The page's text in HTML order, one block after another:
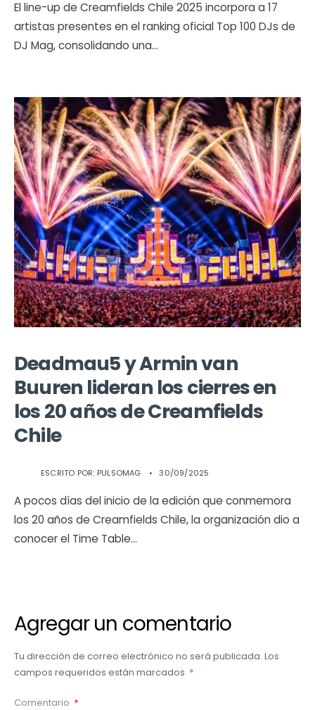
El line-up de Creamfields Chile 2025 incorpora a 17
artistas presentes en el ranking oficial Top 100 DJs de
DJ Mag, consolidando una...
Deadmau5 y Armin van
Buuren lideran los cierres en
los 20 años de Creamfields
Chile
ESCRITO POR: PULSOMAG • 30/09/2025
A pocos días del inicio de la edición que conmemora
los 20 años de Creamfields Chile, la organización dio a
conocer el Time Table...
Agregar un comentario
Tu dirección de correo electrónico no será publicada. Los
campos requeridos están marcados *
Comentario *